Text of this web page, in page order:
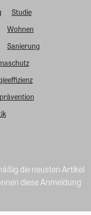
Studie
Wohnen
Sanierung
die neusten Artikel
diese Anmeldung